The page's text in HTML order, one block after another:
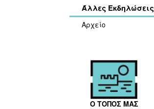
Άλλες Εκδηλώσεις
Αρχείο
Ο ΤΟΠΟΣ ΜΑΣ